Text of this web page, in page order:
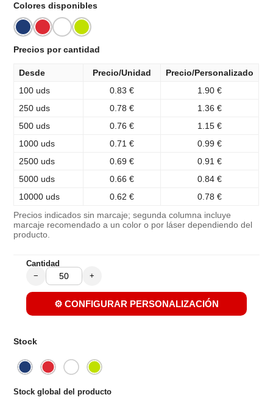
Colores disponibles
Precios por cantidad
Desde Precio/Unidad
Precio/Personalizado
100 uds
0.83 €
1.90 €
250 uds
0.78 €
1.36 €
500 uds
0.76 €
1.15 €
1000 uds
0.71 €
0.99 €
2500 uds
0.69 €
0.91 €
5000 uds
0.66 €
0.84 €
10000 uds
0.62 € 0.78 €
Precios indicados sin marcaje; segunda columna incluye
marcaje recomendado a un color o por láser dependiendo del
producto.
Cantidad
− +
⚙️ CONFIGURAR PERSONALIZACIÓN
Stock
Stock global del producto